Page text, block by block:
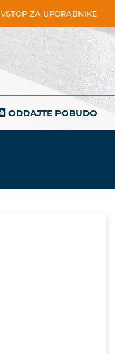
VSTOP ZA UPORABNIKE
ODDAJTE POBUDO